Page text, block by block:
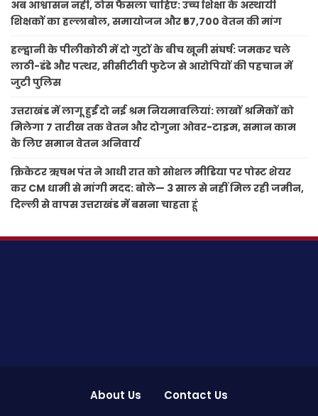
अब आश्वासन नहीं, ठोस फैसला चाहिए: उच्च शिक्षा के अस्थायी
शिक्षकों का हल्लाबोल, समायोजन और ₹57,700 वेतन की मांग
हल्द्वानी के पीलीकोठी में दो गुटों के बीच खूनी संघर्ष: जमकर चले
लाठी-डंडे और पत्थर, सीसीटीवी फुटेज से आरोपियों की पहचान में
जुटी पुलिस
उत्तराखंड में लागू हुईं दो नई श्रम नियमावलियां: लाखों श्रमिकों को
मिलेगा 7 तारीख तक वेतन और दोगुना ओवर-टाइम, समान काम
के लिए समान वेतन अनिवार्य
क्रिकेटर ऋषभ पंत ने आधी रात को सोशल मीडिया पर पोस्ट शेयर
कर CM धामी से मांगी मदद: बोले— 3 साल से नहीं मिल रही जमीन,
दिल्ली से वापस उत्तराखंड में बसना चाहता हूं
About Us Contact Us